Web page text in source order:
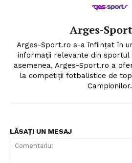
Arges-
Arges-Sport.ro s-a înființat în
informații relevante din sportul
asemenea, Arges-Sport.ro a
la competiții fotbalistice de top:
Campionilor.
LĂSAȚI UN MESAJ